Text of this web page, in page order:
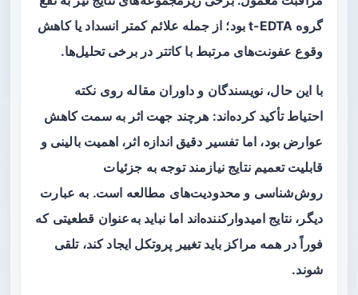
گروه t-EDTA بود؛ از جمله علائم کمتر انسداد یا کاهش
وقوع عفونت‌های مرتبط با کاتتر در برخی تحلیل‌ها.
با این حال، نویسندگان و داوران مقاله روی نکته
احتیاط تأکید کرده‌اند: هرچند جهت اثر به سمت کاهش
عوارض بود، اما تفسیر دقیق اندازه اثر، اهمیت بالینی و
قابلیت تعمیم نتایج نیازمند توجه به جزئیات
روش‌شناسی و محدودیت‌های مطالعه است. به عبارت
دیگر، نتایج امیدوارکننده‌اند اما نباید به‌عنوان قطعیتی که
فوراً در همه مراکز باید تغییر پروتکل ایجاد کند، تلقی
شوند.